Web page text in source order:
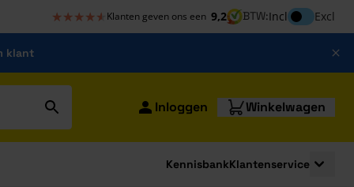
★★★★★
★★★★★ Klanten geven ons een 9,2 BTW:InclInclusief btw
Excl
klant
Inloggen Winkelwagen
for Bouwshop
KennisbankKlantenservice